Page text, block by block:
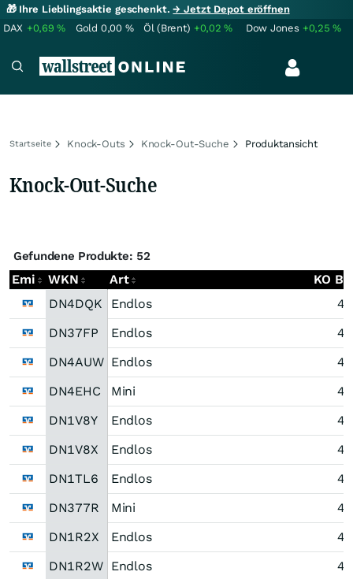
🎁 Ihre Lieblingsaktie geschenkt.→ Jetzt Depot eröffnen
DAX +0,69% Gold 0,00 % Öl (Brent) +0,02% Dow Jones +0,25%
Startseite Knock-Outs Knock-Out-Suche Produktansicht
Knock-Out-Suche
Gefundene Produkte: 52
Emi WKN Art
KO
DN4DQK
Endlos
DN37FP
Endlos
DN4AUW Endlos
DN4EHC
Mini
DN1V8Y
Endlos
DN1V8X
Endlos
DN1TL6
Endlos
DN377R
Mini
DN1R2X
Endlos
DN1R2W
Endlos